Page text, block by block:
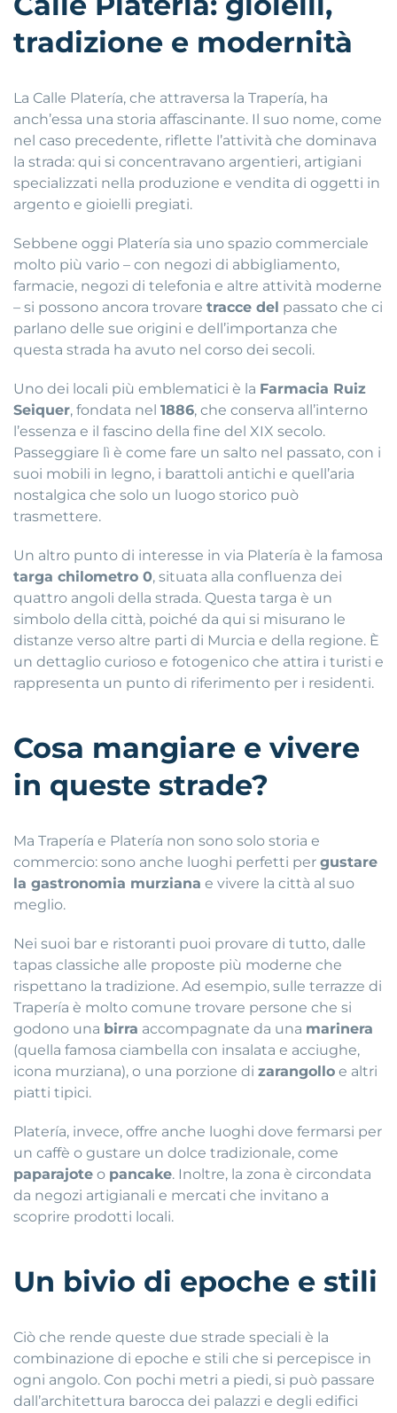
tradizione e modernità
La Calle Platería, che attraversa la Trapería, ha
anch’essa una storia affascinante. Il suo nome, come
nel caso precedente, riflette l’attività che dominava
la strada: qui si concentravano argentieri, artigiani
specializzati nella produzione e vendita di oggetti in
argento e gioielli pregiati.
Sebbene oggi Platería sia uno spazio commerciale
molto più vario – con negozi di abbigliamento,
farmacie, negozi di telefonia e altre attività moderne
– si possono ancora trovare tracce del passato che ci
parlano delle sue origini e dell’importanza che
questa strada ha avuto nel corso dei secoli.
Uno dei locali più emblematici è la Farmacia Ruiz
Seiquer, fondata nel 1886, che conserva all’interno
l’essenza e il fascino della fine del XIX secolo.
Passeggiare lì è come fare un salto nel passato, con i
suoi mobili in legno, i barattoli antichi e quell’aria
nostalgica che solo un luogo storico può
trasmettere.
Un altro punto di interesse in via Platería è la famosa
targa chilometro 0, situata alla confluenza dei
quattro angoli della strada. Questa targa è un
simbolo della città, poiché da qui si misurano le
distanze verso altre parti di Murcia e della regione. È
un dettaglio curioso e fotogenico che attira i turisti e
rappresenta un punto di riferimento per i residenti.
Cosa mangiare e vivere
in queste strade?
Ma Trapería e Platería non sono solo storia e
commercio: sono anche luoghi perfetti per gustare
la gastronomia murziana e vivere la città al suo
meglio.
Nei suoi bar e ristoranti puoi provare di tutto, dalle
tapas classiche alle proposte più moderne che
rispettano la tradizione. Ad esempio, sulle terrazze di
Trapería è molto comune trovare persone che si
godono una birra accompagnate da una marinera
(quella famosa ciambella con insalata e acciughe,
icona murziana), o una porzione di zarangollo e altri
piatti tipici.
Platería, invece, offre anche luoghi dove fermarsi per
un caffè o gustare un dolce tradizionale, come
paparajote o pancake. Inoltre, la zona è circondata
da negozi artigianali e mercati che invitano a
scoprire prodotti locali.
Un bivio di epoche e stili
Ciò che rende queste due strade speciali è la
combinazione di epoche e stili che si percepisce in
ogni angolo. Con pochi metri a piedi, si può passare
dall’architettura barocca dei palazzi e degli edifici